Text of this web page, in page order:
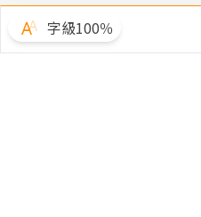
字級100％